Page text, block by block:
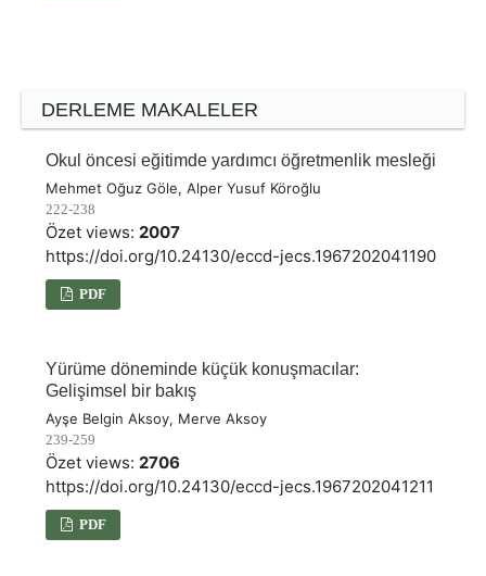
DERLEME MAKALELER
Okul öncesi eğitimde yardımcı öğretmenlik mesleği
Mehmet Oğuz Göle, Alper Yusuf Köroğlu
222-238
Özet views: 2007
https://doi.org/10.24130/eccd-jecs.1967202041190
PDF
Yürüme döneminde küçük konuşmacılar:
Gelişimsel bir bakış
Ayşe Belgin Aksoy, Merve Aksoy
239-259
Özet views: 2706
https://doi.org/10.24130/eccd-jecs.1967202041211
PDF